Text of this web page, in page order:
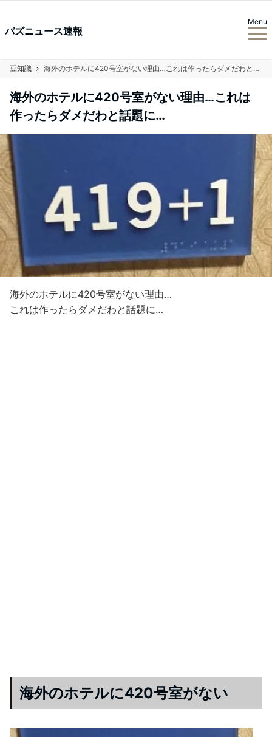
バズニュース速報
Menu
豆知識 海外のホテルに420号室がない理由…これは作ったらダメだわと話題に…
海外のホテルに420号室がない理由…これは
作ったらダメだわと話題に…
海外のホテルに420号室がない理由…
これは作ったらダメだわと話題に…
海外のホテルに420号室がない